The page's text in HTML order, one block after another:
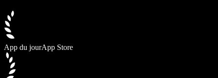
App du jourApp Store